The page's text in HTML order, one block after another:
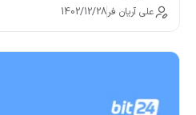
علی آریان فر1402/12/28